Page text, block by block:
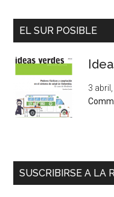
EL SUR POSIBLE
3
SUSCRIBIRSE A LA